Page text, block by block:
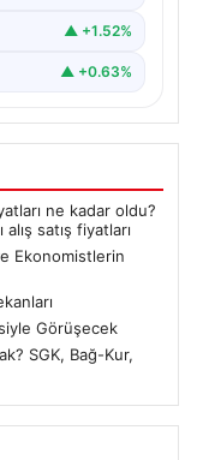
▲ +1.52%
▲ +0.63%
ne kadar oldu?
satış fiyatları
Ekonomistlerin
Görüşecek
SGK, Bağ-Kur,